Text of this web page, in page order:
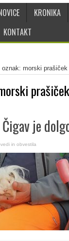
KRONIKA
KONTAKT
oznak: morski prašiček
prašiček
je
in obvestila